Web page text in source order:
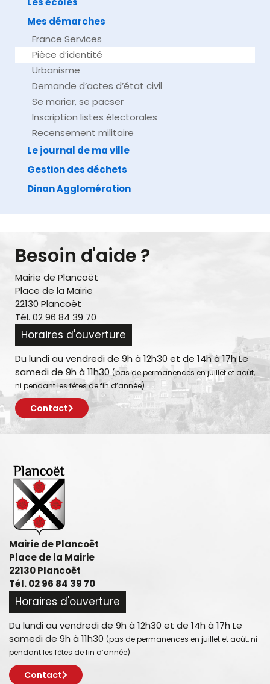
Mes démarches
France Services
Pièce d’identité
Urbanisme
Demande d’actes d’état civil
Se marier, se pacser
Inscription listes électorales
Recensement militaire
Le journal de ma ville
Gestion des déchets
Dinan Agglomération
Besoin d'aide ?
Mairie de Plancoët
Place de la Mairie
22130 Plancoët
Tél. 02 96 84 39 70
Horaires d'ouverture
Du lundi au vendredi de 9h à 12h30 et de 14h à 17h Le
samedi de 9h à 11h30 (pas de permanences en juillet et août,
ni pendant les fêtes de fin d’année)
Contact
Mairie de Plancoët
Place de la Mairie
22130 Plancoët
Tél. 02 96 84 39 70
Horaires d'ouverture
Du lundi au vendredi de 9h à 12h30 et de 14h à 17h Le
samedi de 9h à 11h30 (pas de permanences en juillet et août, ni
pendant les fêtes de fin d’année)
Contact